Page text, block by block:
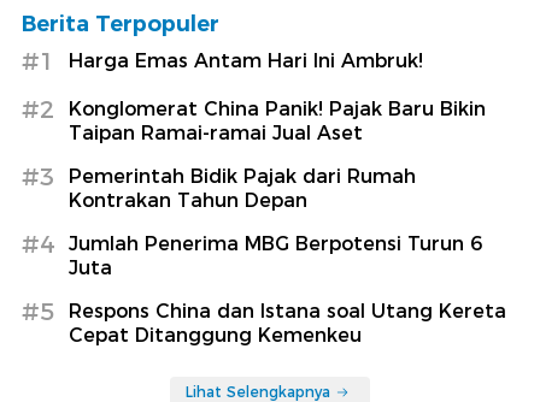
Berita Terpopuler
#1 Harga Emas Antam Hari Ini Ambruk!
#2
Konglomerat China Panik! Pajak Baru Bikin
Taipan Ramai-ramai Jual Aset
#3
Pemerintah Bidik Pajak dari Rumah
Kontrakan Tahun Depan
#4
Jumlah Penerima MBG Berpotensi Turun 6
Juta
#5
Respons China dan Istana soal Utang Kereta
Cepat Ditanggung Kemenkeu
Lihat Selengkapnya